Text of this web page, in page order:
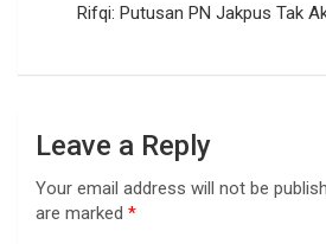
Rifqi: Putusan PN Jakpus Tak
Leave a Reply
Your email address will not be
are marked *